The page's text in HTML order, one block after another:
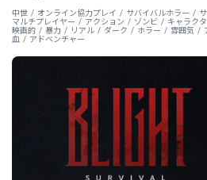
中世 オンライン協力プレイ サバイバルホラー
マルチプレイヤー
アクション ゾンビ キャラク
映画的
暴力 リアル ダーク ホラー 雰囲気
血
アドベンチャー